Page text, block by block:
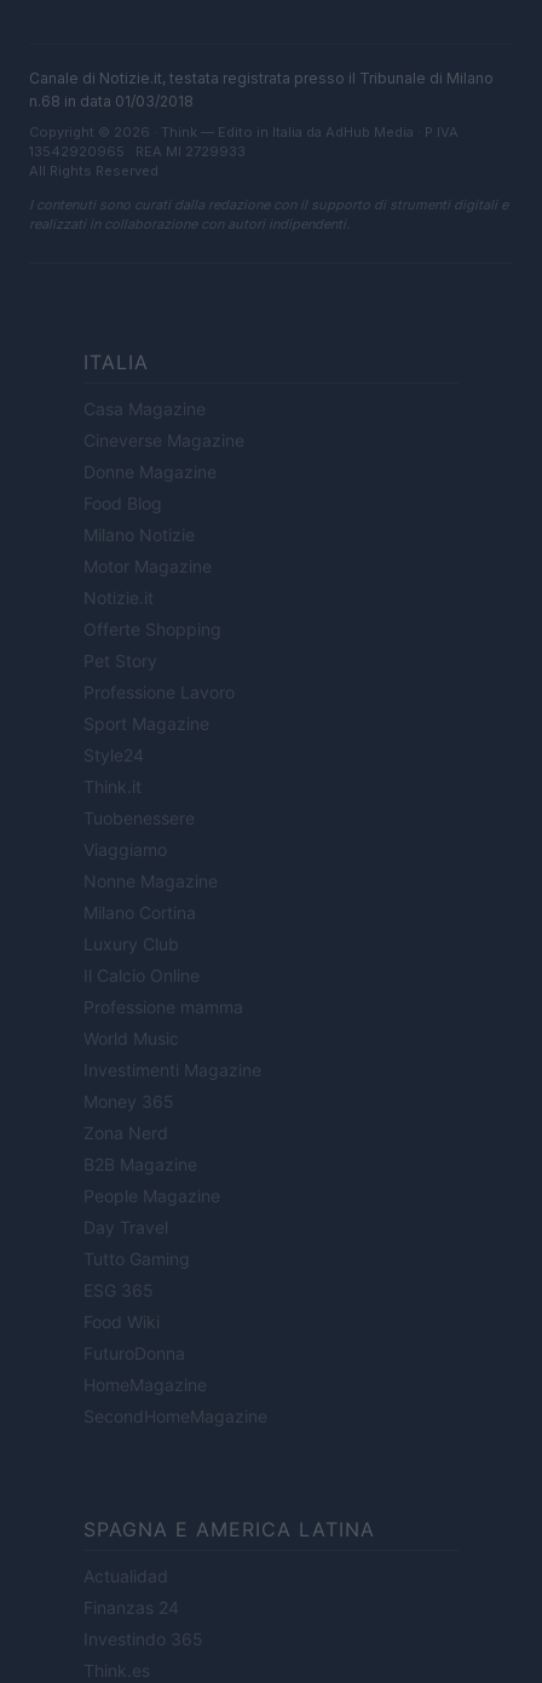
Canale di Notizie.it, testata registrata presso il Tribunale di Milano
n.68 in data 01/03/2018
Copyright © 2026 · Think — Edito in Italia da AdHub Media · P.IVA
13542920965 · REA MI 2729933
All Rights Reserved
I contenuti sono curati dalla redazione con il supporto di strumenti digitali e
realizzati in collaborazione con autori indipendenti.
ITALIA
Casa Magazine
Cineverse Magazine
Donne Magazine
Food Blog
Milano Notizie
Motor Magazine
Notizie.it
Offerte Shopping
Pet Story
Professione Lavoro
Sport Magazine
Style24
Think.it
Tuobenessere
Viaggiamo
Nonne Magazine
Milano Cortina
Luxury Club
Il Calcio Online
Professione mamma
World Music
Investimenti Magazine
Money 365
Zona Nerd
B2B Magazine
People Magazine
Day Travel
Tutto Gaming
ESG 365
Food Wiki
FuturoDonna
HomeMagazine
SecondHomeMagazine
SPAGNA E AMERICA LATINA
Actualidad
Finanzas 24
Investindo 365
Think.es